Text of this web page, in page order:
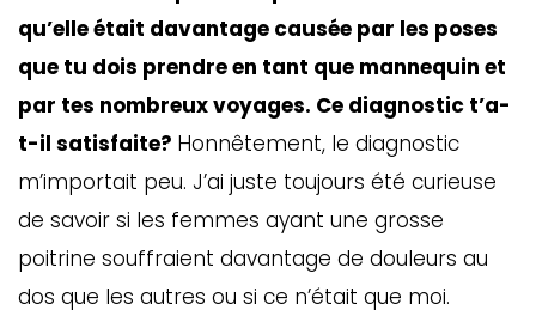
qu’elle était davantage causée par les poses
que tu dois prendre en tant que mannequin et
par tes nombreux voyages. Ce diagnostic t’a-
t-il satisfaite? Honnêtement, le diagnostic
m’importait peu. J’ai juste toujours été curieuse
de savoir si les femmes ayant une grosse
poitrine souffraient davantage de douleurs au
dos que les autres ou si ce n’était que moi.